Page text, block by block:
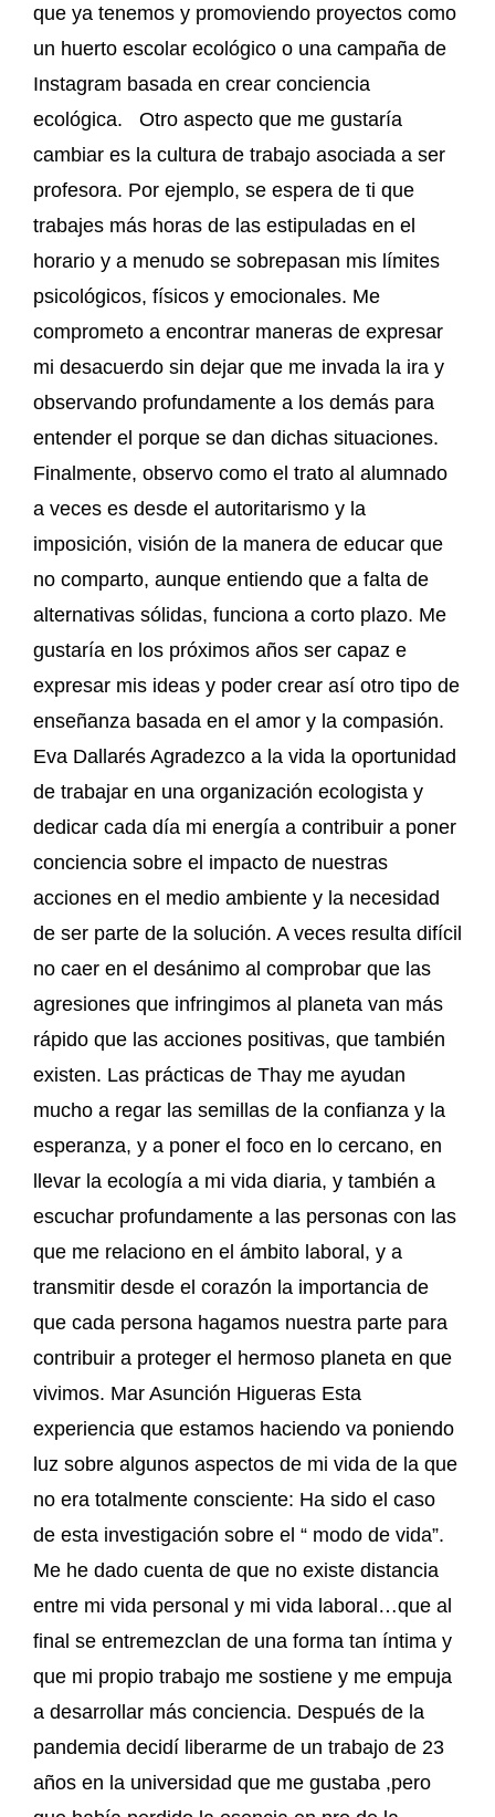
que ya tenemos y promoviendo proyectos como
un huerto escolar ecológico o una campaña de
Instagram basada en crear conciencia
ecológica. Otro aspecto que me gustaría
cambiar es la cultura de trabajo asociada a ser
profesora. Por ejemplo, se espera de ti que
trabajes más horas de las estipuladas en el
horario y a menudo se sobrepasan mis límites
psicológicos, físicos y emocionales. Me
comprometo a encontrar maneras de expresar
mi desacuerdo sin dejar que me invada la ira y
observando profundamente a los demás para
entender el porque se dan dichas situaciones.
Finalmente, observo como el trato al alumnado
a veces es desde el autoritarismo y la
imposición, visión de la manera de educar que
no comparto, aunque entiendo que a falta de
alternativas sólidas, funciona a corto plazo. Me
gustaría en los próximos años ser capaz e
expresar mis ideas y poder crear así otro tipo de
enseñanza basada en el amor y la compasión.
Eva Dallarés Agradezco a la vida la oportunidad
de trabajar en una organización ecologista y
dedicar cada día mi energía a contribuir a poner
conciencia sobre el impacto de nuestras
acciones en el medio ambiente y la necesidad
de ser parte de la solución. A veces resulta difícil
no caer en el desánimo al comprobar que las
agresiones que infringimos al planeta van más
rápido que las acciones positivas, que también
existen. Las prácticas de Thay me ayudan
mucho a regar las semillas de la confianza y la
esperanza, y a poner el foco en lo cercano, en
llevar la ecología a mi vida diaria, y también a
escuchar profundamente a las personas con las
que me relaciono en el ámbito laboral, y a
transmitir desde el corazón la importancia de
que cada persona hagamos nuestra parte para
contribuir a proteger el hermoso planeta en que
vivimos. Mar Asunción Higueras Esta
experiencia que estamos haciendo va poniendo
luz sobre algunos aspectos de mi vida de la que
no era totalmente consciente: Ha sido el caso
de esta investigación sobre el “ modo de vida”.
Me he dado cuenta de que no existe distancia
entre mi vida personal y mi vida laboral…que al
final se entremezclan de una forma tan íntima y
que mi propio trabajo me sostiene y me empuja
a desarrollar más conciencia. Después de la
pandemia decidí liberarme de un trabajo de 23
años en la universidad que me gustaba ,pero